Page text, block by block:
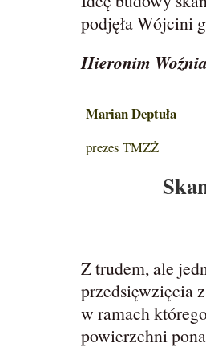
podjęła Wójcini
Hieronim
Marian Deptuła
prezes TMZŻ
Z trudem, ale
przedsięwzięcia
w ramach
powierzchni